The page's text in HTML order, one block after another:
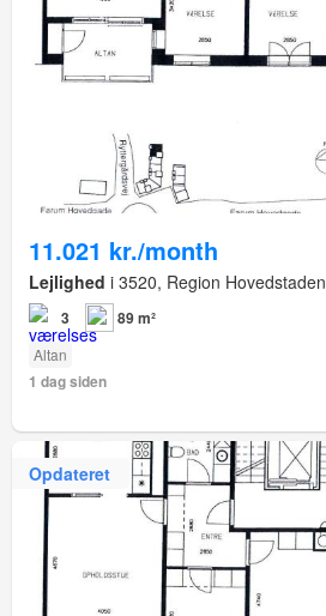
11.021 kr./month
Lejlighed i 3520, Region Hovedstaden
3 89 m²
Altan
1 dag siden
Opdateret